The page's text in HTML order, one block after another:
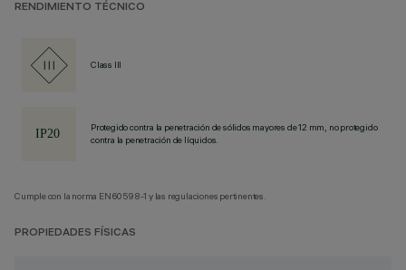
RENDIMIENTO TÉCNICO
Class III
Protegido contra la penetración de sólidos mayores de 12 mm, no protegido
contra la penetración de líquidos.
Cumple con la norma EN60598-1 y las regulaciones pertinentes.
PROPIEDADES FÍSICAS